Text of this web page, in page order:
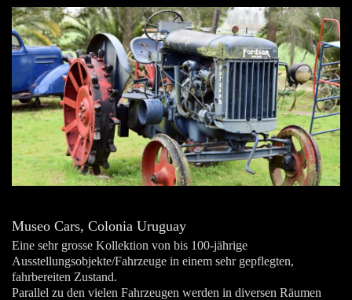
Museo Cars, Colonia Uruguay
Eine sehr grosse Kollektion von bis 100-jährige
Ausstellungsobjekte/Fahrzeuge in einem sehr gepflegten,
fahrbereiten Zustand.
Parallel zu den vielen Fahrzeugen werden in diversen Räumen